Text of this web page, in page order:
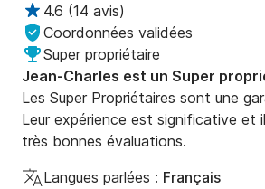
4.6 (14 avis)
Coordonnées validées
Super propriétaire
Jean-Charles est un Super
Les Super Propriétaires sont une
Leur expérience est significative et
très bonnes évaluations.
Langues parlées : Français